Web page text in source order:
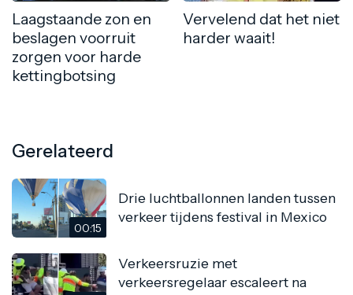
Laagstaande zon en
beslagen voorruit
zorgen voor harde
kettingbotsing
Vervelend dat het niet
harder waait!
Gerelateerd
00:15
Drie luchtballonnen landen tussen
verkeer tijdens festival in Mexico
Verkeersruzie met
verkeersregelaar escaleert na